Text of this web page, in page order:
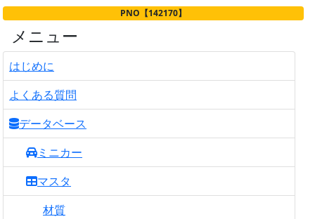
PNO【142170】
メニュー
はじめに
よくある質問
データベース
ミニカー
マスタ
材質